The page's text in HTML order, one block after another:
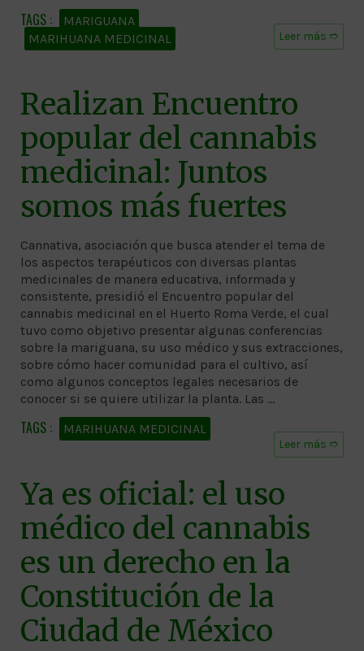
Leer más ➱
MARIGUANA
MARIHUANA MEDICINAL
Realizan Encuentro
popular del cannabis
medicinal: Juntos
somos más fuertes
Cannativa, asociación que busca atender el tema de
los aspectos terapéuticos con diversas plantas
medicinales de manera educativa, informada y
consistente, presidió el Encuentro popular del
cannabis medicinal en el Huerto Roma Verde, el cual
tuvo como objetivo presentar algunas conferencias
sobre la mariguana, su uso médico y sus extracciones,
sobre cómo hacer comunidad para el cultivo, así
como algunos conceptos legales necesarios de
conocer si se quiere utilizar la planta. Las …
Leer más ➱
MARIHUANA MEDICINAL
Ya es oficial: el uso
médico del cannabis
es un derecho en la
Constitución de la
Ciudad de México